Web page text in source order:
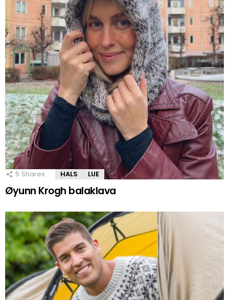
5 Shares HALS LUE
Øyunn Krogh balaklava